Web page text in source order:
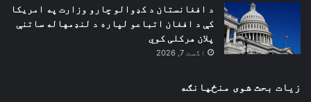
د افغانستان د کډوالو چارو وزارت په امریکا
کې د افغان اتباعو لپاره د لنډمهاله ساتنې
پلان هرکلی کوي
اگست 7, 2026
زیات بحث شوی منځپانګه